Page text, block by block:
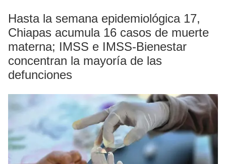
Hasta la semana epidemiológica 17,
Chiapas acumula 16 casos de muerte
materna; IMSS e IMSS-Bienestar
concentran la mayoría de las
defunciones